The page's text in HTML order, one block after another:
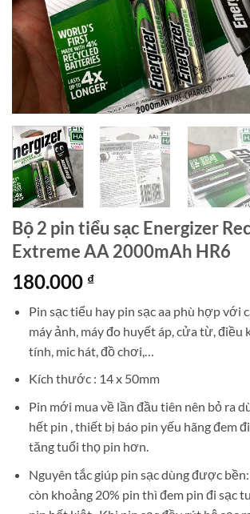
Bộ 2 pin tiểu sạc Energizer
Extreme AA 2000mAh HR6
180.000 ₫
Pin sạc tiểu hay pin sạc aa phù hợp với
máy ảnh, máy đo huyết áp, cửa từ, điều
tính, mic hát, đồ chơi,…
Kích thước : 14 x 50mm
Pin mới mua về lần đầu tiên nên bỏ ra
hết pin , thiết bị báo pin yếu hãng đem
tăng tuổi thọ pin hơn.
Nguyên tắc giúp pin sạc dùng được
còn khoảng 20% pin thì đem pin đi sạc